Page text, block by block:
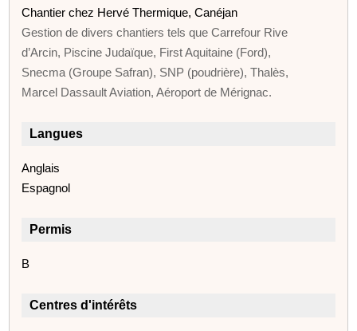
Chantier chez Hervé Thermique, Canéjan
Gestion de divers chantiers tels que Carrefour Rive
d’Arcin, Piscine Judaïque, First Aquitaine (Ford),
Snecma (Groupe Safran), SNP (poudrière), Thalès,
Marcel Dassault Aviation, Aéroport de Mérignac.
Langues
Anglais
Espagnol
Permis
B
Centres d'intérêts